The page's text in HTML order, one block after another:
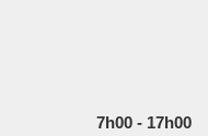
7h00 - 17h00